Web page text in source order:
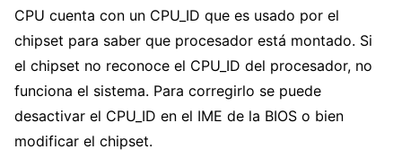
CPU cuenta con un CPU_ID que es usado por el
chipset para saber que procesador está montado. Si
el chipset no reconoce el CPU_ID del procesador, no
funciona el sistema. Para corregirlo se puede
desactivar el CPU_ID en el IME de la BIOS o bien
modificar el chipset.